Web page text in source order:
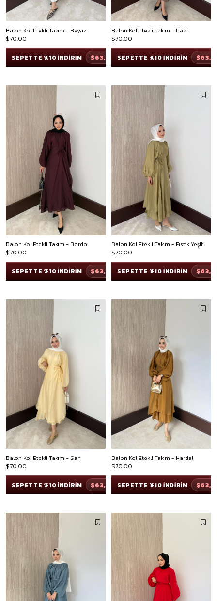
Balon Kol Etekli Takım - Beyaz
$70.00
SEPETTE %10 İNDİRİM $63,00
Balon Kol Etekli Takım - Haki
$70.00
SEPETTE %10 İNDİRİM
Balon Kol Etekli Takım - Bordo
$70.00
SEPETTE %10 İNDİRİM $63,00
Balon Kol Etekli Takım - Fıstık Yeşili
$70.00
SEPETTE %10 İNDİRİM
Balon Kol Etekli Takım - Sarı
$70.00
SEPETTE %10 İNDİRİM $63,00
Balon Kol Etekli Takım - Hardal
$70.00
SEPETTE %10 İNDİRİM